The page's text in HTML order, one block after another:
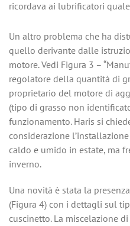
ricordava ai lubrificatori
Un altro problema che ha
quello derivante dalle
motore. Vedi Figura 3 –
regolatore della quantità di
proprietario del motore di
(tipo di grasso non
funzionamento. Haris si
considerazione
caldo e umido in estate, ma
inverno.
Una novità è stata la
(Figura 4) con i dettagli sul
cuscinetto. La miscelazione